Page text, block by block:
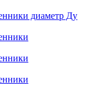
диаметр Ду